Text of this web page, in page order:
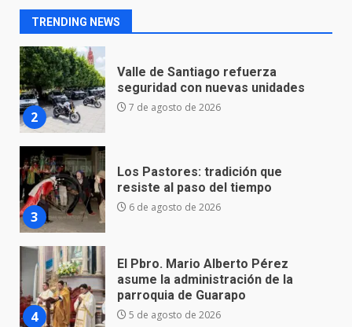
TRENDING NEWS
2
7 de agosto de 2026
3
Los Pastores: tradición que
resiste al paso del tiempo
6 de agosto de 2026
4
El Pbro. Mario Alberto Pérez
asume la administración de la
parroquia de Guarapo
5 de agosto de 2026
5
FORTALECE LA SEGURIDAD Y LA
LEGALIDAD CON LA
TRANSFERENCIA DE ARMAS DE
FUEGO A LA SECRETARÍA DE LA